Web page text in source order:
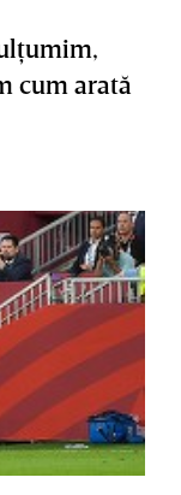
cum arată